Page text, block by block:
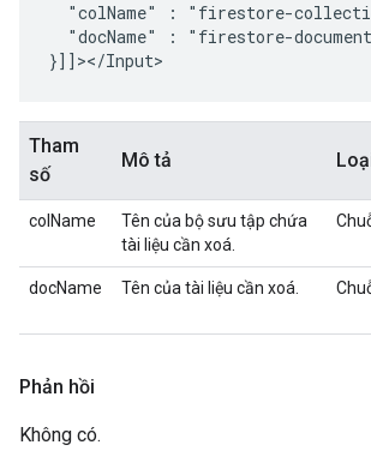
"colName"
:
"docName"
:
"firestore-
Tham
số
Mô tả
colName
Tên của bộ sưu tập chứa
tài liệu cần xoá.
docName Tên của tài liệu cần xoá.
Phản hồi
Không có.